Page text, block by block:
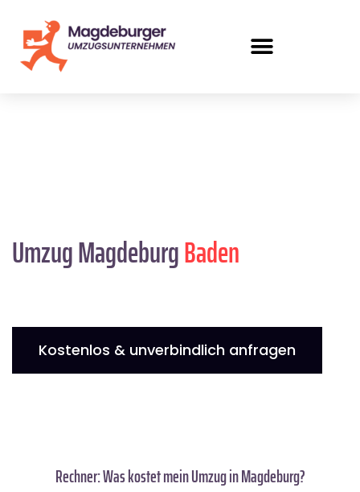
Umzug MagdeburgBaden
Kostenlos & unverbindlich anfragen
Rechner: Was kostet mein Umzug in Magdeburg?